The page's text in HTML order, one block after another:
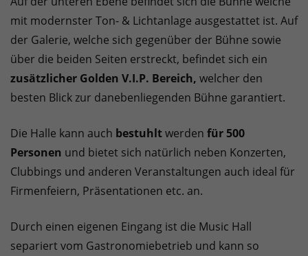
mit modernster Ton- & Lichtanlage ausgestattet ist. Auf
der Galerie, welche sich gegenüber der Bühne sowie
über die beiden Seiten erstreckt, befindet sich ein
zusätzlicher Golden V.I.P. Bereich, welcher den
besten Blick zur danebenliegenden Bühne garantiert.
Die Halle kann auch bestuhltwerden für 500
Personen und bietet sich natürlich neben Konzerten,
Clubbings und anderen Veranstaltungen auch ideal für
Firmenfeiern, Präsentationen etc. an.
Durch einen eigenen Eingang ist die Music Hall
separiert vom Gastronomiebetrieb und kann so